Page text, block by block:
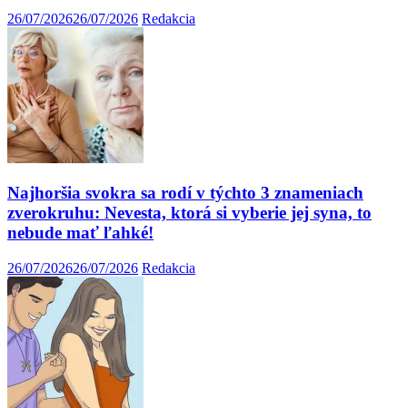
26/07/202626/07/2026 Redakcia
Najhoršia svokra sa rodí v týchto 3 znameniach
zverokruhu: Nevesta, ktorá si vyberie jej syna, to
nebude mať ľahké!
26/07/202626/07/2026 Redakcia